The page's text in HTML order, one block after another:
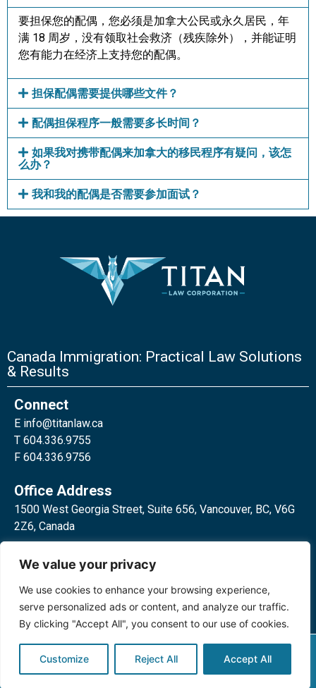
We value your privacy
We use cookies to enhance your browsing experience,
serve personalized ads or content, and analyze our traffic.
By clicking "Accept All", you consent to our use of cookies.
Customize Reject All Accept All
要担保您的配偶，您必须是加拿大公民或永久居民，年
满 18 周岁，没有领取社会救济（残疾除外），并能证明
您有能力在经济上支持您的配偶。
担保配偶需要提供哪些文件？
配偶担保程序一般需要多长时间？
如果我对携带配偶来加拿大的移民程序有疑问，该怎
么办？
我和我的配偶是否需要参加面试？
Canada Immigration: Practical Law Solutions
& Results
Connect
E info@titanlaw.ca
T 604.336.9755
F 604.336.9756
Office Address
1500 West Georgia Street, Suite 656, Vancouver, BC, V6G
2Z6, Canada
Toronto, ON, M4W 3E2, Canada
Privacy Policy
©2024 Titan Law Corp. All rights
reserved.